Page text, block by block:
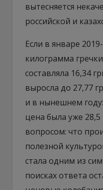
вытесняется
российской и
Если в январе
килограмма
составляла 16,34
выросла до 27,77
и в нынешнем
цена была уже 28,5
вопросом: что
полезной
стала одним из
поисках ответа